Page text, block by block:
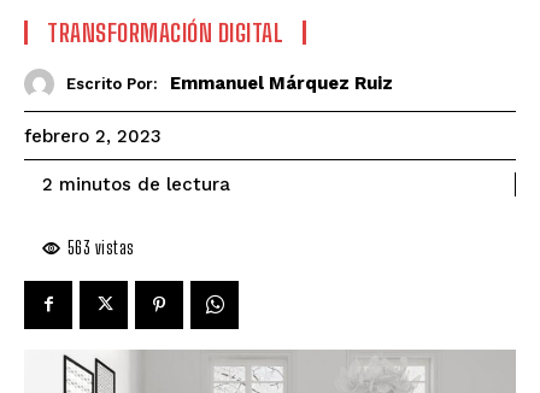
TRANSFORMACIÓN DIGITAL
Escrito Por: Emmanuel Márquez Ruiz
febrero 2, 2023
2 minutos de lectura
563 vistas